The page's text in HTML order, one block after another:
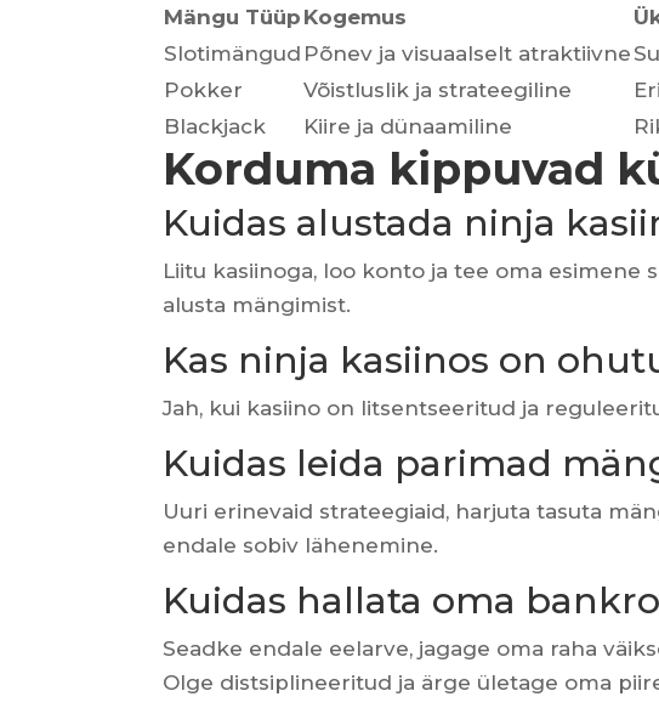
Mängu Tüüp Kogemus
Slotimängud Põnev ja visuaalselt atraktiivne
Pokker
Võistluslik ja strateegiline
Blackjack
Kiire ja dünaamiline
Korduma kippuvad
Kuidas alustada ninja
Liitu kasiinoga, loo konto ja tee oma esimene
alusta mängimist.
Kas ninja kasiinos on
Jah, kui kasiino on litsentseeritud ja
Kuidas leida parimad
Uuri erinevaid strateegiaid, harjuta tasuta
endale sobiv lähenemine.
Kuidas hallata oma
Seadke endale eelarve, jagage oma raha
Olge distsiplineeritud ja ärge ületage oma